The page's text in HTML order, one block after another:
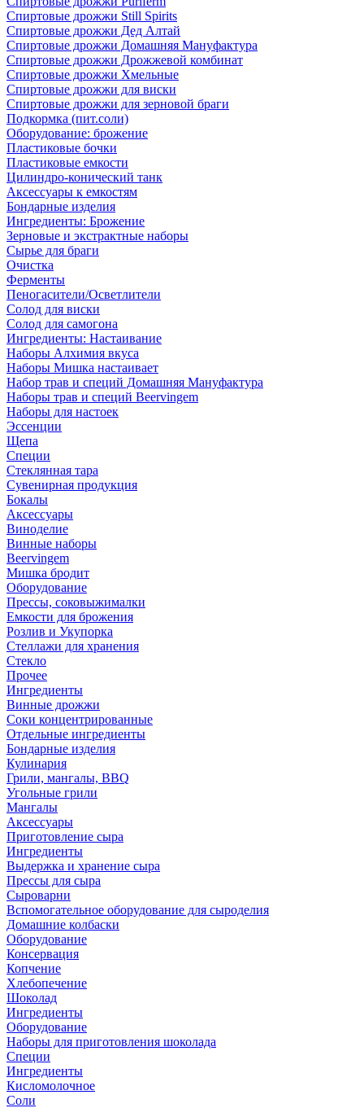
Спиртовые дрожжи Still Spirits
Спиртовые дрожжи Дед Алтай
Спиртовые дрожжи Домашняя Мануфактура
Спиртовые дрожжи Дрожжевой комбинат
Спиртовые дрожжи Хмельные
Спиртовые дрожжи для виски
Спиртовые дрожжи для зерновой браги
Подкормка (пит.соли)
Оборудование: брожение
Пластиковые бочки
Пластиковые емкости
Цилиндро-конический танк
Аксессуары к емкостям
Бондарные изделия
Ингредиенты: Брожение
Зерновые и экстрактные наборы
Сырье для браги
Очистка
Ферменты
Пеногасители/Осветлители
Солод для виски
Солод для самогона
Ингредиенты: Настаивание
Наборы Алхимия вкуса
Наборы Мишка настаивает
Набор трав и специй Домашняя Мануфактура
Наборы трав и специй Beervingem
Наборы для настоек
Эссенции
Щепа
Специи
Стеклянная тара
Сувенирная продукция
Бокалы
Аксессуары
Виноделие
Винные наборы
Beervingem
Мишка бродит
Оборудование
Прессы, соковыжималки
Емкости для брожения
Розлив и Укупорка
Стеллажи для хранения
Стекло
Прочее
Ингредиенты
Винные дрожжи
Соки концентрированные
Отдельные ингредиенты
Бондарные изделия
Кулинария
Грили, мангалы, BBQ
Угольные грили
Мангалы
Аксессуары
Приготовление сыра
Ингредиенты
Выдержка и хранение сыра
Прессы для сыра
Сыроварни
Вспомогательное оборудование для сыроделия
Домашние колбаски
Оборудование
Консервация
Копчение
Хлебопечение
Шоколад
Ингредиенты
Оборудование
Наборы для приготовления шоколада
Специи
Ингредиенты
Кисломолочное
Соли